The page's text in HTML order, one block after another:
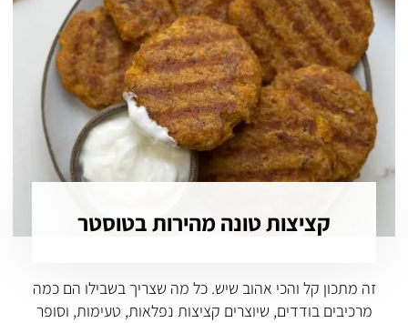
קציצות טונה מהירות בטוסטר
זה מתכון קל והכי אהוב שיש. כל מה שצריך בשבילו הם כמה
מרכיבים בודדים, שיוצרים קציצות נפלאות, טעימות, וסופר